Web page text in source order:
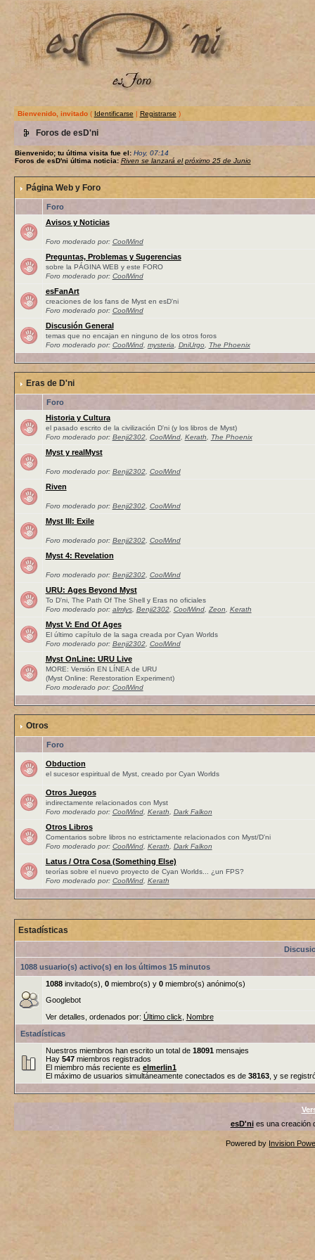
Bienvenido, invitado( Identificarse | Registrarse )
Foros de esD'ni
Bienvenido; tu última visita fue el: Hoy, 07:14
Foros de esD'ni última noticia: Riven se lanzará el próximo 25 de Junio
Página Web y Foro
Foro
Avisos y Noticias
Foro moderado por: CoolWind
Preguntas, Problemas y Sugerencias
sobre la PÁGINA WEB y este FORO
Foro moderado por: CoolWind
esFanArt
creaciones de los fans de Myst en esD'ni
Foro moderado por: CoolWind
Discusión General
temas que no encajan en ninguno de los otros foros
Foro moderado por: CoolWind, mysteria DniUrgo, The Phoenix
Eras de D'ni
Foro
Historia y Cultura
el pasado escrito de la civilización D'ni (y los libros de Myst)
Foro moderado por: Benji2302, CoolWind, Kerath The Phoenix
Myst y realMyst
Foro moderado por: Benji2302, CoolWind
Riven
Foro moderado por: Benji2302, CoolWind
Myst III: Exile
Foro moderado por: Benji2302, CoolWind
Myst 4: Revelation
Foro moderado por: Benji2302, CoolWind
URU: Ages Beyond Myst
To D'ni, The Path Of The Shell y Eras no oficiales
Foro moderado por: almlys, Benji2302, CoolWind, Zeon Kerath
Myst V: End Of Ages
El último capítulo de la saga creada por Cyan Worlds
Foro moderado por: Benji2302, CoolWind
Myst OnLine: URU Live
MORE: Versión EN LÍNEA de URU
(Myst Online: Rerestoration Experiment)
Foro moderado por: CoolWind
Otros
Foro
Obduction
el sucesor espiritual de Myst, creado por Cyan Worlds
Otros Juegos
indirectamente relacionados con Myst
Foro moderado por: CoolWind, Kerath Dark Falkon
Otros Libros
Comentarios sobre libros no estrictamente relacionados con Myst/D'ni
Foro moderado por: CoolWind, Kerath Dark Falkon
Latus / Otra Cosa (Something Else)
teorías sobre el nuevo proyecto de Cyan Worlds... ¿un FPS?
Foro moderado por: CoolWind, Kerath
Estadísticas
1088 usuario(s) activo(s) en los últimos 15 minutos
1088invitado(s), 0miembro(s) y 0miembro(s) anónimo(s)
Googlebot
Ver detalles, ordenados por: Último click
Nombre
Estadísticas
Nuestros miembros han escrito un total de 18091mensajes
Hay 547miembros registrados
El miembro más reciente es elmerlin1
El máximo de usuarios simultáneamente conectados es de 38163, y se
esD'nies una creación
Powered by Invision